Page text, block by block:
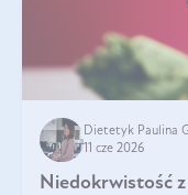
Dietetyk Paulina
11 cze 2026
Niedokrwistość